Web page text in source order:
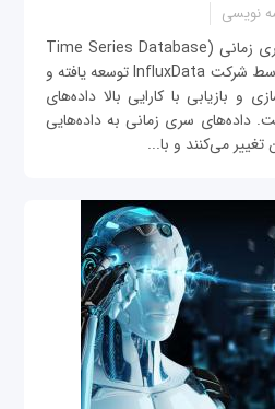
نویسی
InfluxDB یک پایگاه داده سری زمانی (Time Series Database
- TSDB) متن‌باز است که توسط شرکت InfluxData توسعه یافته و
و بازیابی با کارایی بالا داده‌های
داده‌های سری زمانی به داده‌هایی
می‌کنند و با...